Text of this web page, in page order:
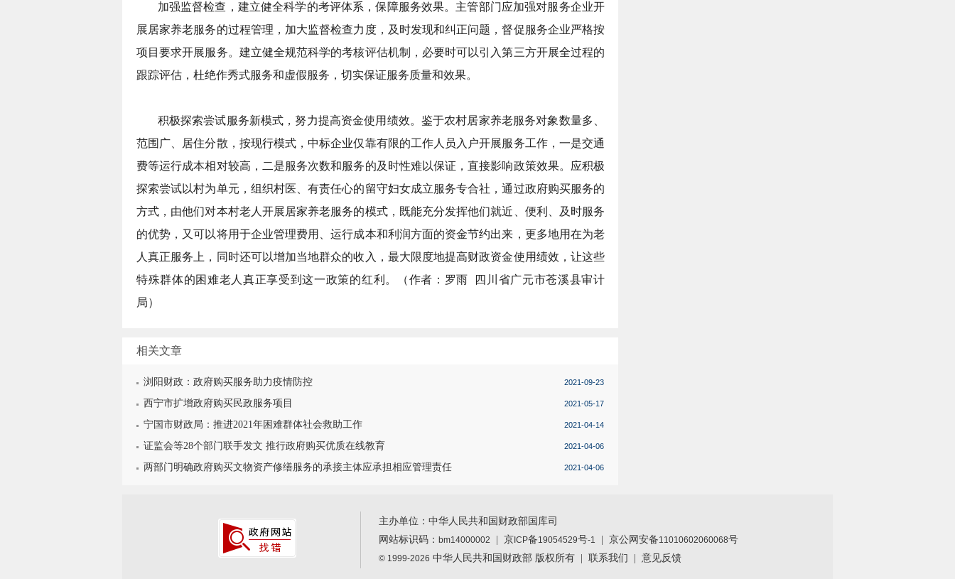
加强监督检查，建立健全科学的考评体系，保障服务效果。主管部门应加强对服务企业开
展居家养老服务的过程管理，加大监督检查力度，及时发现和纠正问题，督促服务企业严格按
项目要求开展服务。建立健全规范科学的考核评估机制，必要时可以引入第三方开展全过程的
跟踪评估，杜绝作秀式服务和虚假服务，切实保证服务质量和效果。
积极探索尝试服务新模式，努力提高资金使用绩效。鉴于农村居家养老服务对象数量多、
范围广、居住分散，按现行模式，中标企业仅靠有限的工作人员入户开展服务工作，一是交通
费等运行成本相对较高，二是服务次数和服务的及时性难以保证，直接影响政策效果。应积极
探索尝试以村为单元，组织村医、有责任心的留守妇女成立服务专合社，通过政府购买服务的
方式，由他们对本村老人开展居家养老服务的模式，既能充分发挥他们就近、便利、及时服务
的优势，又可以将用于企业管理费用、运行成本和利润方面的资金节约出来，更多地用在为老
人真正服务上，同时还可以增加当地群众的收入，最大限度地提高财政资金使用绩效，让这些
特殊群体的困难老人真正享受到这一政策的红利。
（作者： 罗雨
四川省广元市苍溪县审计
局）
相关文章
浏阳财政：政府购买服务助力疫情防控 2021-09-23
西宁市扩增政府购买民政服务项目 2021-05-17
宁国市财政局：推进2021年困难群体社会救助工作 2021-04-14
证监会等28个部门联手发文 推行政府购买优质在线教育 2021-04-06
两部门明确政府购买文物资产修缮服务的承接主体应承担相应管理责任 2021-04-06
主办单位：中华人民共和国财政部国库司
网站标识码： bm14000002 京 ICP备19054529号-1 | 京公网安备11010602060068号
© 1999-2026 中华人民共和国财政部 版权所有 | 联系我们 意见反馈